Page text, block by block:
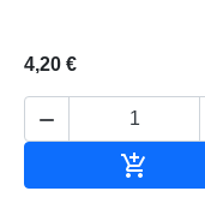
4,20 €

